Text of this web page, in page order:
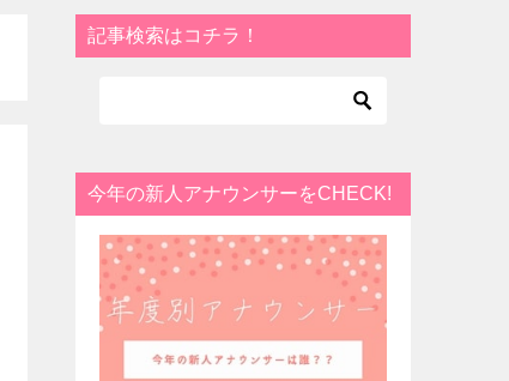
記事検索はコチラ！
今年の新人アナウンサーをCHECK!